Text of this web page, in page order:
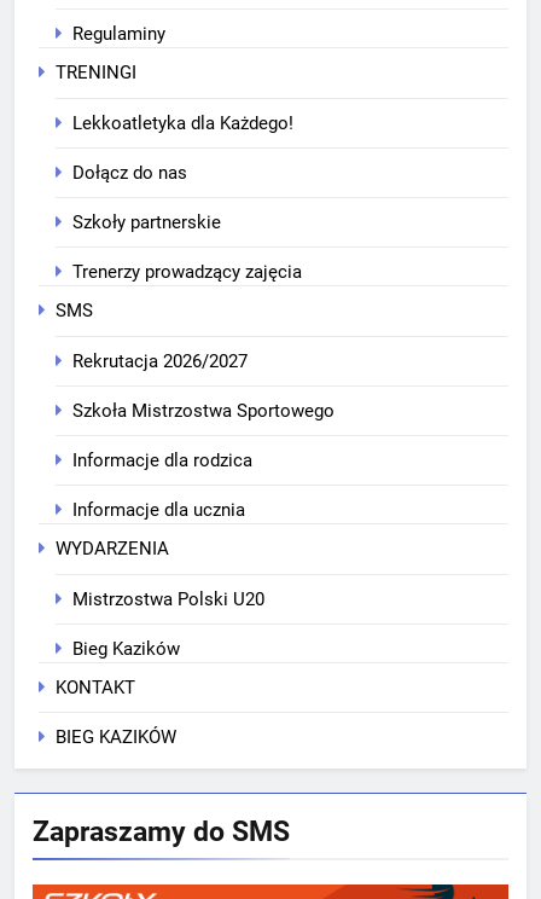
Regulaminy
TRENINGI
Lekkoatletyka dla Każdego!
Dołącz do nas
Szkoły partnerskie
Trenerzy prowadzący zajęcia
SMS
Rekrutacja 2026/2027
Szkoła Mistrzostwa Sportowego
Informacje dla rodzica
Informacje dla ucznia
WYDARZENIA
Mistrzostwa Polski U20
Bieg Kazików
KONTAKT
BIEG KAZIKÓW
Zapraszamy do SMS